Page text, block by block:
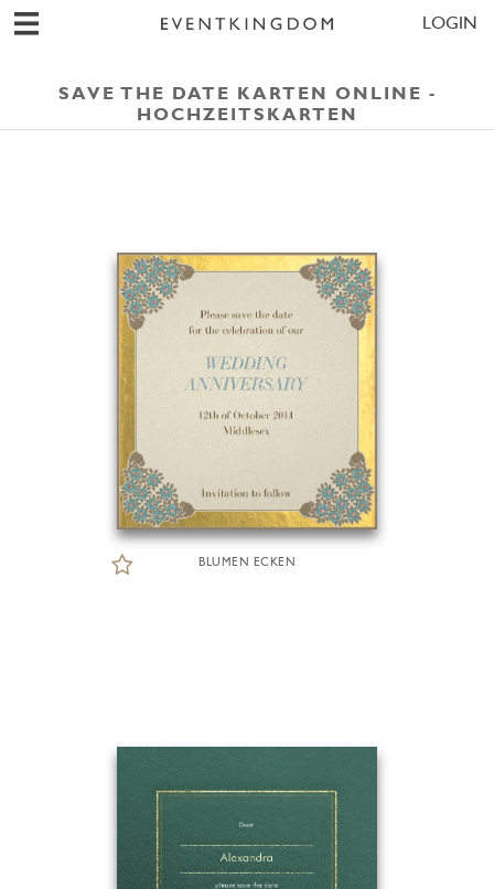
LOGIN
SAVE THE DATE KARTEN ONLINE -
HOCHZEITSKARTEN
BLUMEN ECKEN